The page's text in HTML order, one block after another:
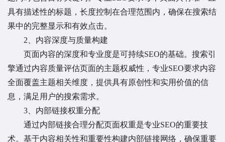
具有描述性的标题，长度控制在合理范围内，确保在搜索结
果中的完整显示和有效点击。
2、内容深度与质量构建
页面内容的深度和专业度是可持续SEO的基础。搜索引
擎通过内容质量评估页面的主题权威性，专业SEO要求内容
全面覆盖主题相关维度，提供具有原创性和实用价值的信
息，满足用户的搜索需求。
3、内部链接权重分配
通过内部链接合理分配页面权重是专业SEO的重要技
术。基于内容相关性和重要性构建内部链接网络，确保重要